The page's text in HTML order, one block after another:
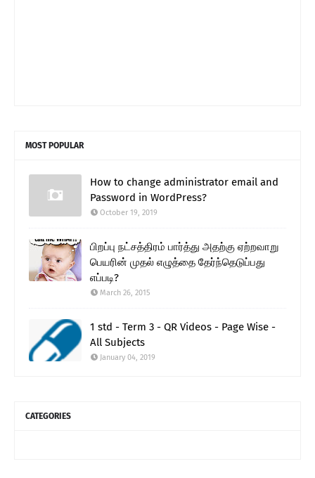
MOST POPULAR
How to change administrator email and
Password in WordPress?
October 19, 2019
பிறப்பு நட்சத்திரம் பார்த்து அதற்கு ஏற்றவாறு
பெயரின் முதல் எழுத்தை தேர்ந்தெடுப்பது
எப்படி?
March 26, 2015
1 std - Term 3 - QR Videos - Page Wise -
All Subjects
January 04, 2019
CATEGORIES